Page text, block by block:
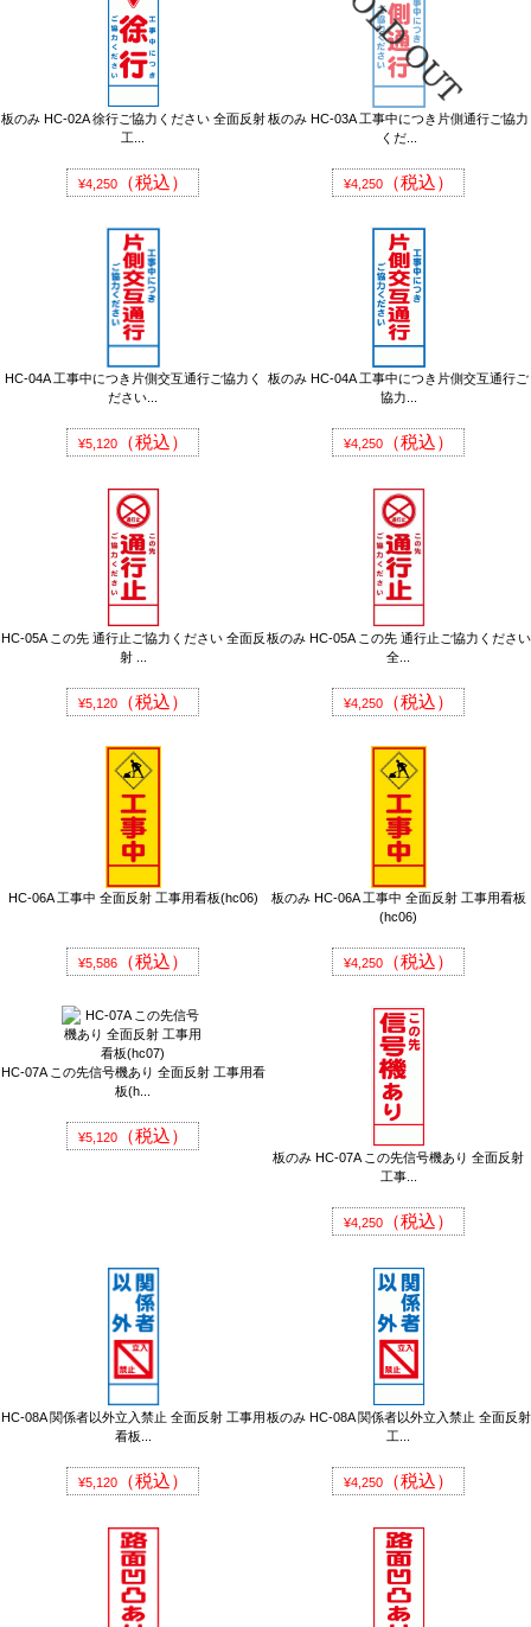
板のみ HC-02A 徐行ご協力ください 全面反射
工...
¥4,250（税込）
板のみ HC-03A 工事中につき片側通行ご協力
くだ...
¥4,250（税込）
HC-04A 工事中につき片側交互通行ご協力く
ださい...
¥5,120（税込）
板のみ HC-04A 工事中につき片側交互通行ご
協力...
¥4,250（税込）
HC-05A この先 通行止ご協力ください 全面反
射 ...
¥5,120（税込）
板のみ HC-05A この先 通行止ご協力ください
全...
¥4,250（税込）
HC-06A 工事中 全面反射 工事用看板(hc06)
¥5,586（税込）
板のみ HC-06A 工事中 全面反射 工事用看板
(hc06)
¥4,250（税込）
HC-07A この先信号機あり 全面反射 工事用看
板(h...
¥5,120（税込）
板のみ HC-07A この先信号機あり 全面反射
工事...
¥4,250（税込）
HC-08A 関係者以外立入禁止 全面反射 工事用
看板...
¥5,120（税込）
板のみ HC-08A 関係者以外立入禁止 全面反射
工...
¥4,250（税込）